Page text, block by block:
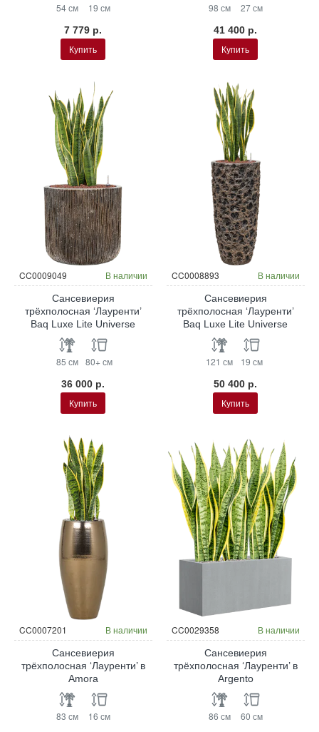
54 см 19 см
7 779 р.
Купить
98 см 27 см
41 400 р.
Купить
CC0009049 В наличии
Сансевиерия
трёхполосная ‘Лауренти’
Baq Luxe Lite Universe
85 см 80+ см
36 000 р.
Купить
CC0008893 В наличии
Сансевиерия
трёхполосная ‘Лауренти’
Baq Luxe Lite Universe
121 см 19 см
50 400 р.
Купить
CC0007201 В наличии
Сансевиерия
трёхполосная ‘Лауренти’ в
Amora
83 см 16 см
CC0029358 В наличии
Сансевиерия
трёхполосная ‘Лауренти’ в
Argento
86 см 60 см